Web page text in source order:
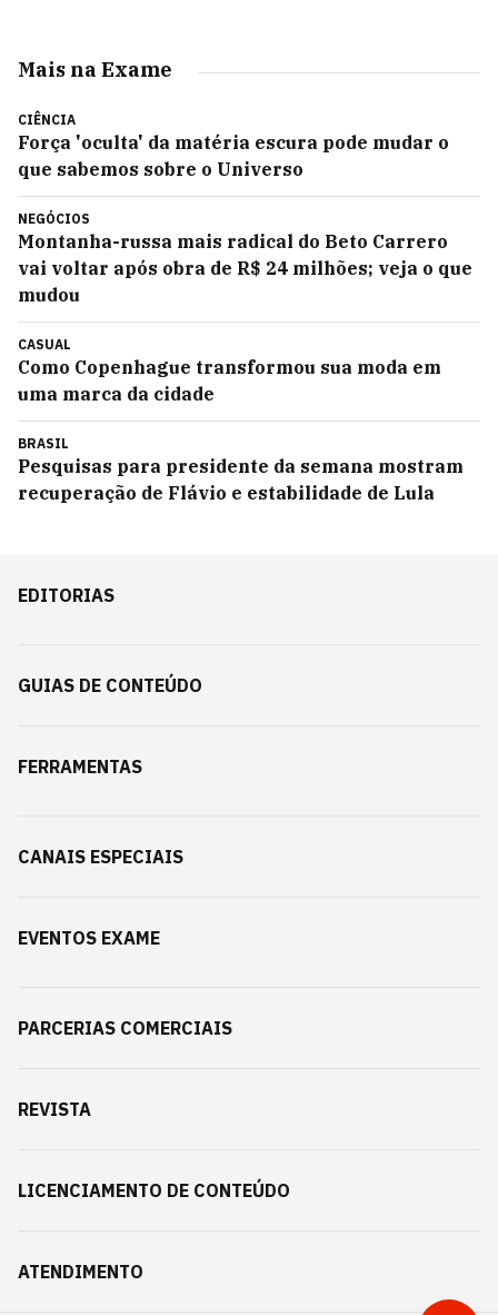
Mais na Exame
CIÊNCIA
Força 'oculta' da matéria escura pode mudar o
que sabemos sobre o Universo
NEGÓCIOS
Montanha-russa mais radical do Beto Carrero
vai voltar após obra de R$ 24 milhões; veja o que
mudou
CASUAL
Como Copenhague transformou sua moda em
uma marca da cidade
BRASIL
Pesquisas para presidente da semana mostram
recuperação de Flávio e estabilidade de Lula
EDITORIAS
GUIAS DE CONTEÚDO
FERRAMENTAS
CANAIS ESPECIAIS
EVENTOS EXAME
PARCERIAS COMERCIAIS
REVISTA
LICENCIAMENTO DE CONTEÚDO
ATENDIMENTO